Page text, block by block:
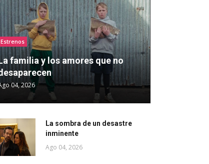
Estrenos
familia y los amores que no
04, 2026
La sombra de un desastre
inminente
Ago 04, 2026